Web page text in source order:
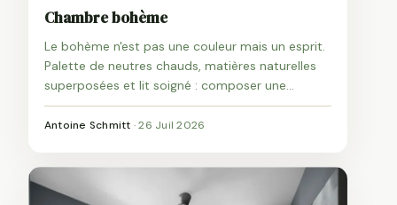
Chambre bohème
Le bohème n'est pas une couleur mais un esprit.
Palette de neutres chauds, matières naturelles
superposées et lit soigné : composer une
chambre cocon sans la surcharger.
Antoine Schmitt ·26 Juil 2026